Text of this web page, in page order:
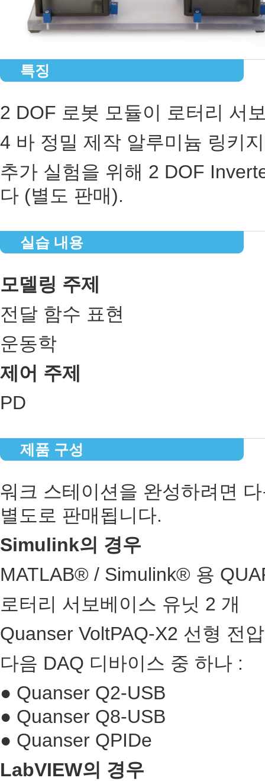
특징
2 DOF 로봇 모듈이 로터리 서
4 바 정밀 제작 알루미늄 링키
추가 실험을 위해 2 DOF
다 (별도 판매).
실습 내용
모델링 주제
전달 함수 표현
운동학
제어 주제
PD
제품 구성
워크 스테이션을 완성하려면
별도로 판매됩니다.
Simulink의 경우
MATLAB® / Simulink® 용
로터리 서보베이스 유닛 2 개
Quanser VoltPAQ-X2 선형 전
다음 DAQ 디바이스 중 하나 :
● Quanser Q2-USB
● Quanser Q8-USB
● Quanser QPIDe
LabVIEW의 경우